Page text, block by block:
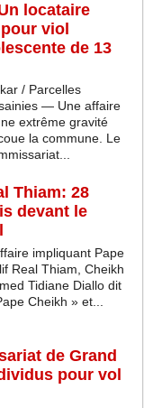
locataire
viol
de 13
/ Parcelles
— Une affaire
extrême gravité
la commune. Le
Thiam: 28
devant le
impliquant Pape
Real Thiam, Cheikh
Tidiane Diallo dit
Cheikh » et...
de Grand
pour vol